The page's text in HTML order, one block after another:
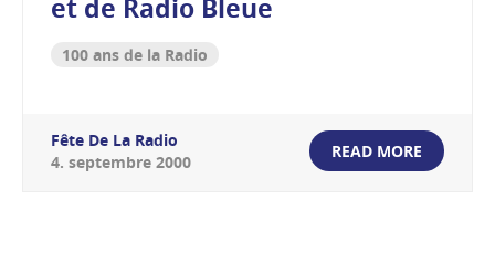
et de Radio Bleue
100 ans de la Radio
Fête De La Radio
4. septembre 2000
READ MORE